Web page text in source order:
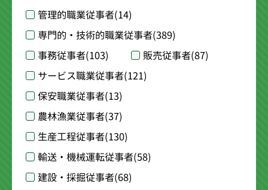
管理的職業従事者(14)
専門的・技術的職業従事者(389)
事務従事者(103) 販売従事者(87)
サービス職業従事者(121)
保安職業従事者(13)
農林漁業従事者(37)
生産工程従事者(130)
輸送・機械運転従事者(58)
建設・採掘従事者(68)